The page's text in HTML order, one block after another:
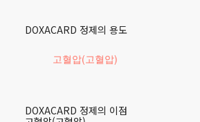
DOXACARD 정제의 용도
고혈압(고혈압)
DOXACARD 정제의 이점